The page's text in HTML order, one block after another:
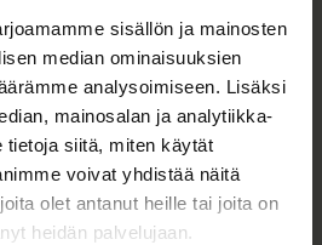
sisällön ja mainosten
median ominaisuuksien
analysoimiseen. Lisäksi
mainosalan ja analytiikka-
tietoja siitä, miten käytät
voivat yhdistää näitä
olet antanut heille tai joita on
heidän palvelujaan.